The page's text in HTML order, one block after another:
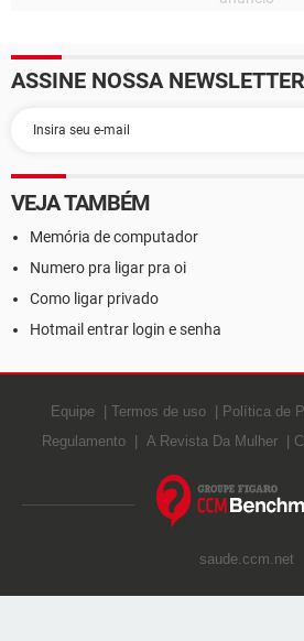
ASSINE NOSSA
VEJA TAMBÉM
Memória de computador
Numero pra ligar pra oi
Como ligar privado
Hotmail entrar login e senha
Equipe Termos de uso Política de
Regulamento
A Revista Da Mulher
saude.ccm.net